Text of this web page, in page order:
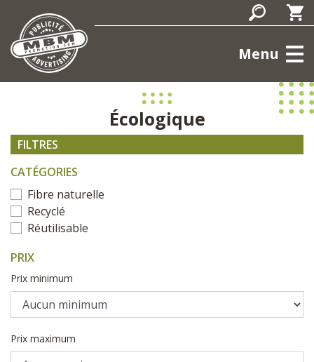
Menu
Écologique
FILTRES
CATÉGORIES
Fibre naturelle
Recyclé
Réutilisable
PRIX
Prix minimum
Prix maximum